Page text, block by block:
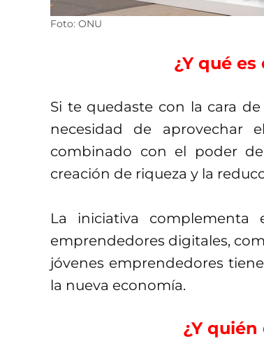
Foto: ONU
¿Y qué
Si te quedaste con la cara de
necesidad de aprovechar
combinado con el poder
creación de riqueza y la
La iniciativa
emprendedores digitales,
jóvenes emprendedores
la nueva economía.
¿Y quién